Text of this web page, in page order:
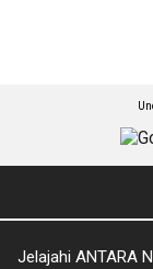
Jelajahi ANTARA